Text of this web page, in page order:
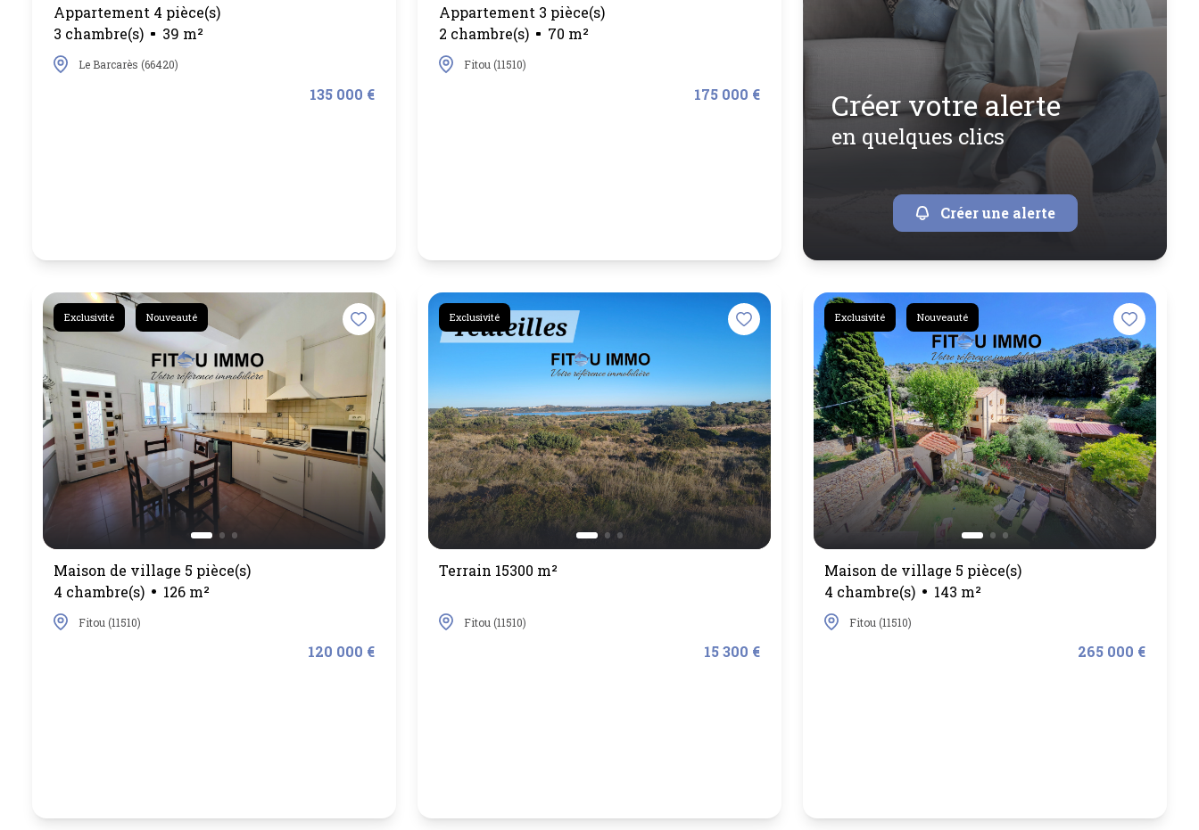
Appartement 4 pièce(s)
3 chambre(s)
39 m²
Le Barcarès (66420)
135 000 €
Appartement 3 pièce(s)
2 chambre(s)
70 m²
Fitou (11510)
175 000 € créer votre alerte
en quelques clics
Créer une alerte
Exclusivité Nouveauté
Maison de village 5 pièce(s)
4 chambre(s)
126 m²
Fitou (11510)
120 000 €
Exclusivité
Terrain 15300 m²
Fitou (11510)
15 300 €
Exclusivité Nouveauté
Maison de village 5 pièce(s)
4 chambre(s)
143 m²
Fitou (11510)
265 000 €